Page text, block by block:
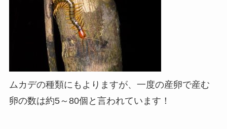
ムカデの種類にもよりますが、 一度の産卵で産む
卵の数は約5～80個 と言われています！